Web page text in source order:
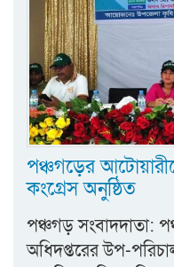
পঞ্চগড়ের
কংগ্রেস অনুষ্ঠিত
পঞ্চগড় সংবাদদাতা:
অধিদপ্তরের উপ-